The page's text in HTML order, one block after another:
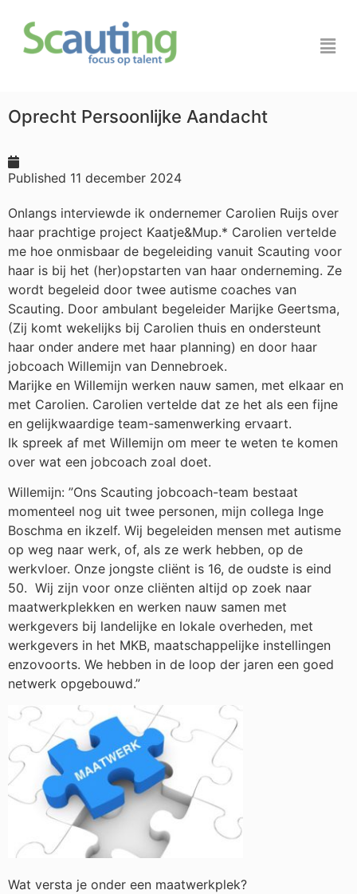
Oprecht Persoonlijke Aandacht
Published 11 december 2024
Onlangs interviewde ik ondernemer Carolien Ruijs over
haar prachtige project Kaatje&Mup.* Carolien vertelde
me hoe onmisbaar de begeleiding vanuit Scauting voor
haar is bij het (her)opstarten van haar onderneming. Ze
wordt begeleid door twee autisme coaches van
Scauting. Door ambulant begeleider Marijke Geertsma,
(Zij komt wekelijks bij Carolien thuis en ondersteunt
haar onder andere met haar planning) en door haar
jobcoach Willemijn van Dennebroek.
Marijke en Willemijn werken nauw samen, met elkaar en
met Carolien. Carolien vertelde dat ze het als een fijne
en gelijkwaardige team-samenwerking ervaart.
Ik spreek af met Willemijn om meer te weten te komen
over wat een jobcoach zoal doet.
Willemijn: ”Ons Scauting jobcoach-team bestaat
momenteel nog uit twee personen, mijn collega Inge
Boschma en ikzelf. Wij begeleiden mensen met autisme
op weg naar werk, of, als ze werk hebben, op de
werkvloer. Onze jongste cliënt is 16, de oudste is eind
50. Wij zijn voor onze cliënten altijd op zoek naar
maatwerkplekken en werken nauw samen met
werkgevers bij landelijke en lokale overheden, met
werkgevers in het MKB, maatschappelijke instellingen
enzovoorts. We hebben in de loop der jaren een goed
netwerk opgebouwd.”
Wat versta je onder een maatwerkplek?